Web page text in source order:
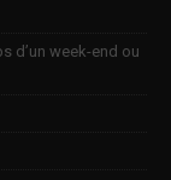
d’un week-end ou